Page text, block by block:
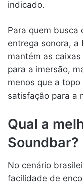
indicado.
Para quem busca
entrega sonora, a
mantém as
para a imersão,
menos que a
satisfação para a
Qual a
Soundbar?
No cenário
facilidade de